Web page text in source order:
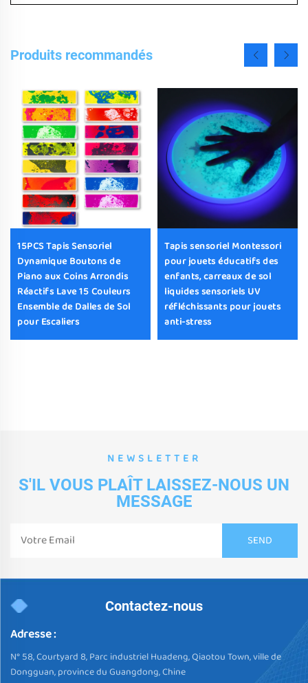
Produits recommandés
15PCS Tapis Sensoriel
Dynamique Boutons de
Piano aux Coins Arrondis
Réactifs Lave 15 Couleurs
Ensemble de Dalles de Sol
pour Escaliers
Tapis sensoriel Montessori
pour jouets éducatifs des
enfants, carreaux de sol
liquides sensoriels UV
réfléchissants pour jouets
anti-stress
NEWSLETTER
S'IL VOUS PLAÎT LAISSEZ-NOUS UN
MESSAGE
Contactez-nous
Adresse :
N° 58, Courtyard 8, Parc industriel Huadeng, Qiaotou Town, ville de
Dongguan, province du Guangdong, Chine